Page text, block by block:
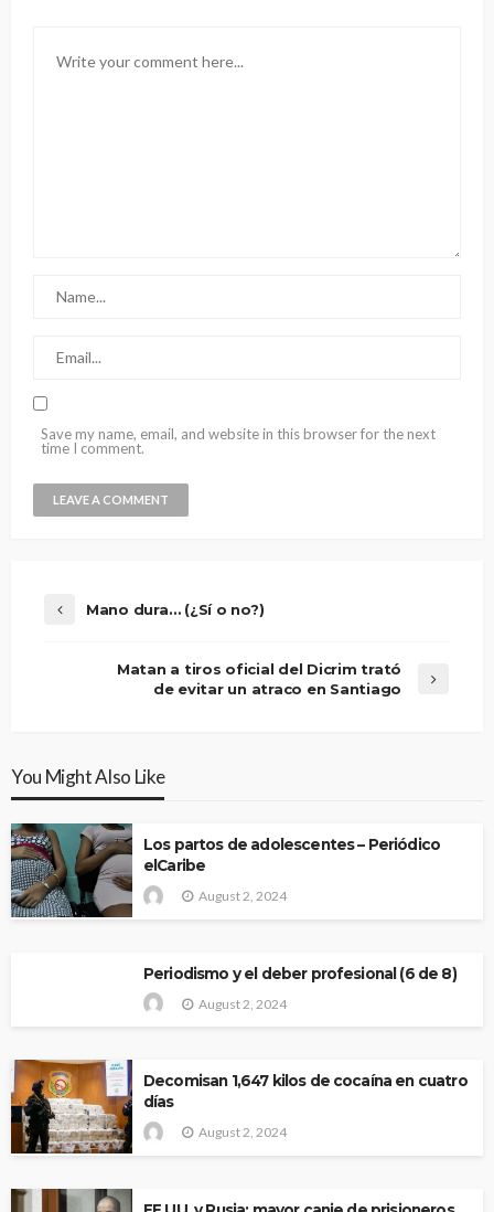
Save my name, email, and website in this browser for the next
time I comment.
Mano dura… (¿Sí o no?)
Matan a tiros oficial del Dicrim trató
de evitar un atraco en Santiago
You Might Also Like
Los partos de adolescentes – Periódico
elCaribe
August 2, 2024
Periodismo y el deber profesional (6 de 8)
August 2, 2024
Decomisan 1,647 kilos de cocaína en cuatro
días
August 2, 2024